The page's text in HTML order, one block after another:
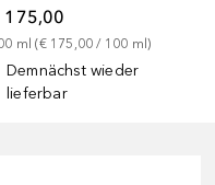
175,00
ml (€ 175,00 / 100 ml)
Demnächst wieder
lieferbar